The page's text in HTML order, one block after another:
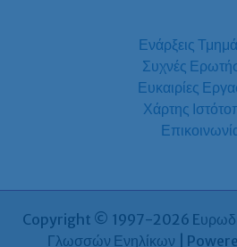
Ενάρξεις
Συχνές
Ευκαιρίες
Χάρτης
Copyright © 1997-2026
Γλωσσών Ενηλίκων |